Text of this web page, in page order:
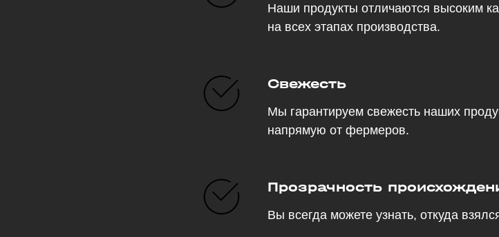
Наши продукты отличаются высоким
на всех этапах производства.
Свежесть
Мы гарантируем свежесть наших
напрямую от фермеров.
Прозрачность
Вы всегда можете узнать, откуда